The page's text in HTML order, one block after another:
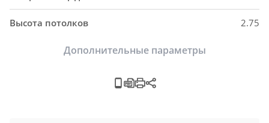
Высота потолков 2.75
Дополнительные параметры